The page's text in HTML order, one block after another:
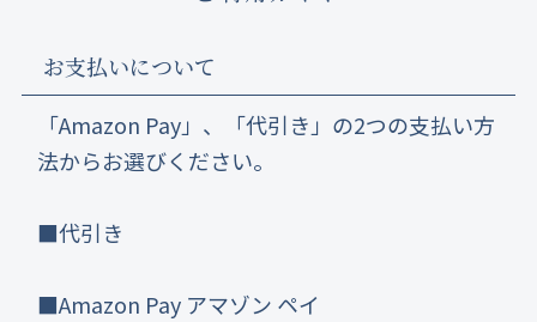
お支払いについて
「Amazon Pay」、「代引き」の2つの支払い方
法からお選びください。
■代引き
■Amazon Pay アマゾン ペイ